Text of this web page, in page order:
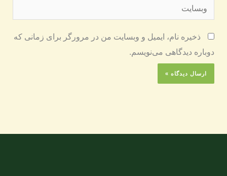
وبسایت
ذخیره نام، ایمیل و وبسایت من در مرورگر برای زمانی که
دوباره دیدگاهی می‌نویسم.